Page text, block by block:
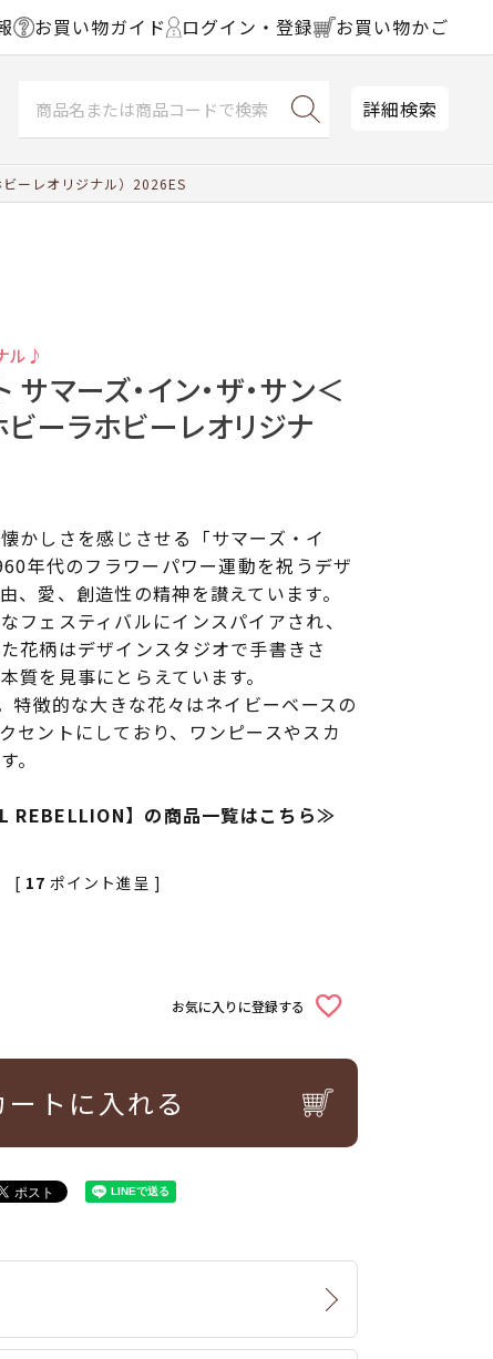
お買い物ガイド ログイン・登録 お買い物かご
詳細検索
ーレオリジナル）2026ES
ル♪
サマーズ・イン・ザ・サン＜
ーラホビーレオリジナ
かしさを感じさせる「サマーズ・イ
年代のフラワーパワー運動を祝うデザ
、愛、創造性の精神を讃えています。
フェスティバルにインスパイアされ、
花柄はデザインスタジオで手書きさ
質を見事にとらえています。
特徴的な大きな花々はネイビーベースの
セントにしており、ワンピースやスカ
。
REBELLION】の商品一覧はこちら≫
[ 17 ポイント進呈 ]
お気に入りに登録する
ートに入れる